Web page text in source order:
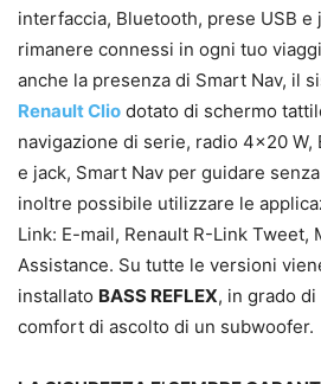
interfaccia, Bluetooth, prese USB e
rimanere connessi in ogni tuo
anche la presenza di Smart Nav, il
Renault Clio dotato di schermo
navigazione di serie, radio 4×20 W,
e jack, Smart Nav per guidare
inoltre possibile utilizzare le
Link: E-mail, Renault R-Link Tweet,
Assistance. Su tutte le versioni
installato BASS REFLEX, in grado
comfort di ascolto di un subwoofer.